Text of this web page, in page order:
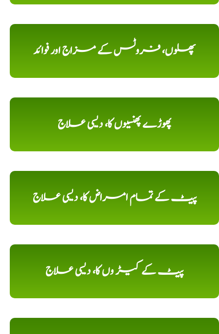
پھلوں، فروٹس کے مزاج اور فوائد
پھوڑے پھنسیوں کا، دیسی علاج
پیٹ کے تمام امراض کا، دیسی علاج
پیٹ کے کیڑ وں کا، دیسی علاج